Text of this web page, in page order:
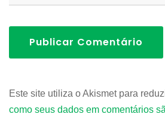
Publicar Comentário
Este site utiliza o Akismet para
como seus dados em comentários